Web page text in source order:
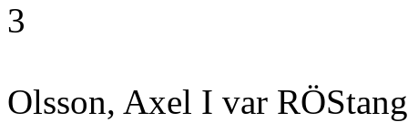
3
Olsson, Axel I var